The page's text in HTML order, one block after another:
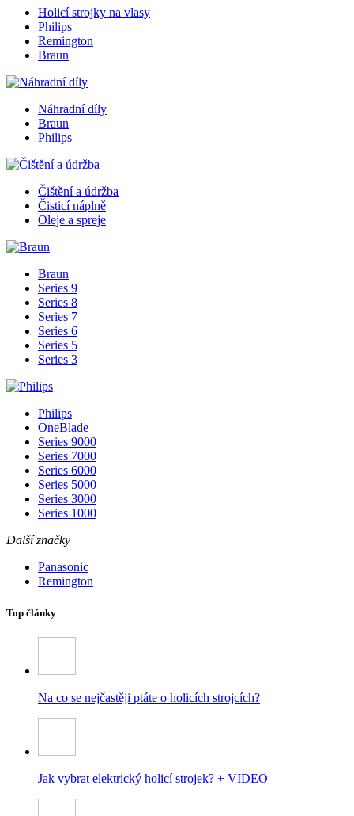
Holicí strojky na vlasy
Philips
Remington
Braun
Náhradní díly
Braun
Philips
Čištění a údržba
Čisticí náplně
Oleje a spreje
Braun
Series 9
Series 8
Series 7
Series 6
Series 5
Series 3
Philips
OneBlade
Series 9000
Series 7000
Series 6000
Series 5000
Series 3000
Series 1000
Další značky
Panasonic
Remington
Top články
Na co se nejčastěji ptáte o holicích strojcích?
Jak vybrat elektrický holicí strojek? + VIDEO